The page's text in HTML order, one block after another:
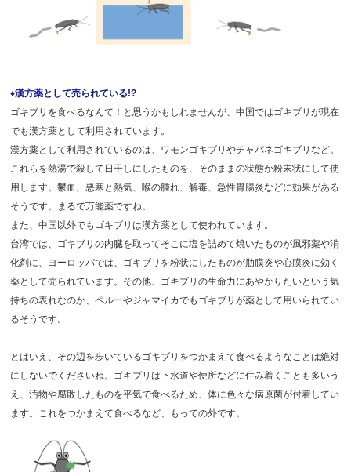
♦漢方薬として売られている!?
ゴキブリを食べるなんて！と思うかもしれませんが、中国ではゴキブリが現在
でも漢方薬として利用されています。
漢方薬として利用されているのは、ワモンゴキブリやチャバネゴキブリなど。
これらを熱湯で殺して日干しにしたものを、そのままの状態か粉末状にして使
用します。鬱血、悪寒と熱気、喉の腫れ、解毒、急性胃腸炎などに効果がある
そうです。まるで万能薬ですね。
また、中国以外でもゴキブリは漢方薬として使われています。
台湾では、ゴキブリの内臓を取ってそこに塩を詰めて焼いたものが風邪薬や消
化剤に、ヨーロッパでは、ゴキブリを粉状にしたものが肋膜炎や心膜炎に効く
薬として売られています。その他、ゴキブリの生命力にあやかりたいという気
持ちの表れなのか、ペルーやジャマイカでもゴキブリが薬として用いられてい
るそうです。
とはいえ、その辺を歩いているゴキブリをつかまえて食べるようなことは絶対
にしないでくださいね。ゴキブリは下水道や便所などに住み着くことも多いう
え、汚物や腐敗したものを平気で食べるため、体に色々な病原菌が付着してい
ます。これをつかまえて食べるなど、もっての外です。